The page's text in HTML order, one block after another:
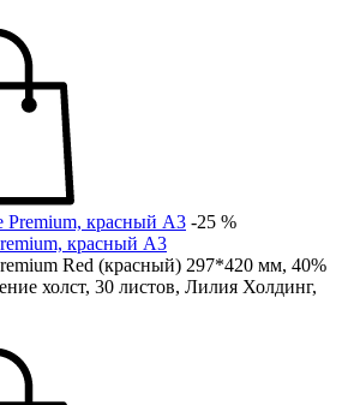
-25 %
красный А3
Red (красный) 297*420 мм, 40%
холст, 30 листов, Лилия Холдинг,